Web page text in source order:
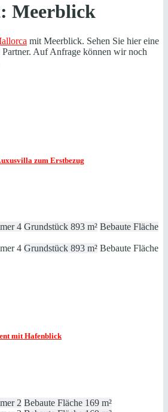
Meerblick
mit Meerblick. Sehen Sie hier eine
Auf Anfrage können wir noch
zum Erstbezug
4 Grundstück 893 m² Bebaute Fläche
4 Grundstück 893 m² Bebaute Fläche
mit Hafenblick
2 Bebaute Fläche 169 m²